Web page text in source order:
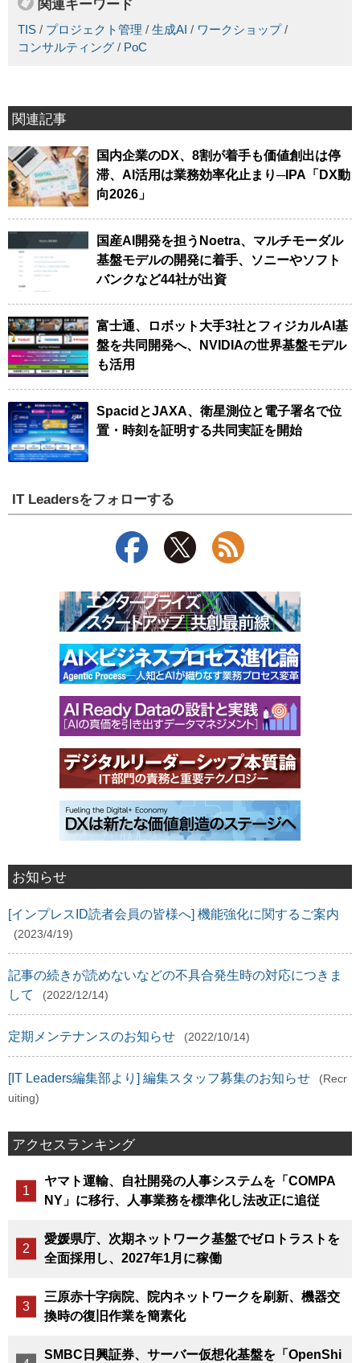
関連キーワード
TIS / プロジェクト管理 / 生成AI / ワークショップ/
コンサルティング / PoC
関連記事
国内企業のDX、8割が着手も価値創出は停
滞、AI活用は業務効率化止まり─IPA「DX動
向2026」
国産AI開発を担うNoetra、マルチモーダル
基盤モデルの開発に着手、ソニーやソフト
バンクなど44社が出資
富士通、ロボット大手3社とフィジカルAI基
盤を共同開発へ、NVIDIAの世界基盤モデル
も活用
SpacidとJAXA、衛星測位と電子署名で位
置・時刻を証明する共同実証を開始
IT Leadersをフォローする
お知らせ
[インプレスID読者会員の皆様へ] 機能強化に関するご案内
(2023/4/19)
記事の続きが読めないなどの不具合発生時の対応につきま
して
(2022/12/14)
定期メンテナンスのお知らせ (2022/10/14)
[IT Leaders編集部より] 編集スタッフ募集のお知らせ
(Recr
uiting)
アクセスランキング
ヤマト運輸、自社開発の人事システムを「COMPA
NY」に移行、人事業務を標準化し法改正に追従
愛媛県庁、次期ネットワーク基盤でゼロトラストを
全面採用し、2027年1月に稼働
三原赤十字病院、院内ネットワークを刷新、機器交
換時の復旧作業を簡素化
SMBC日興証券、サーバー仮想化基盤を「OpenShi